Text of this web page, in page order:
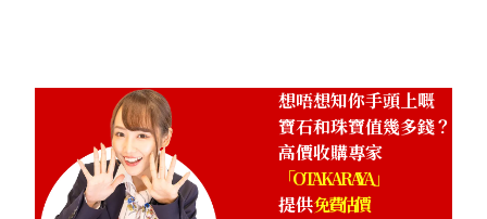
想唔想知你手頭上嘅
寶石和珠寶值幾多錢？
高價收購專家
「OTAKARAYA」
提供免費估價